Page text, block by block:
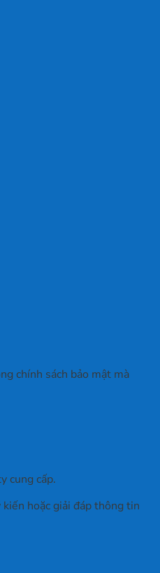
chính sách bảo mật mà
cung cấp.
hoặc giải đáp thông tin